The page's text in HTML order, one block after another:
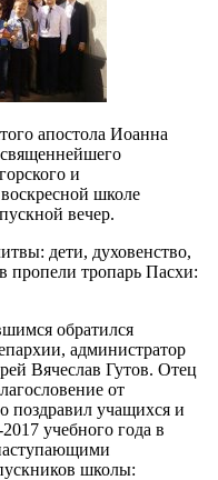
апостола Иоанна
и
школе
вечер.
дети, духовенство,
пропели тропарь Пасхи:
обратился
администратор
Вячеслав Гутов. Отец
от
поздравил учащихся и
учебного года в
школы: